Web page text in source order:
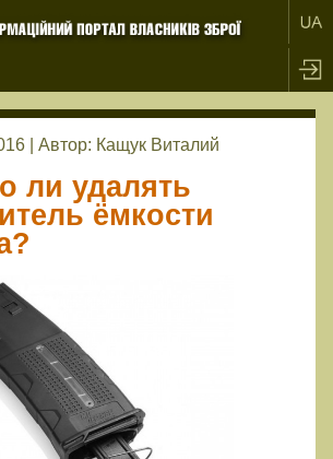
| Автор: Кащук Виталий
ли удалять
ёмкости